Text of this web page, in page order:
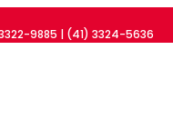
9885 | (41) 3324-5636